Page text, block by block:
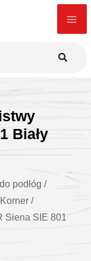
Biały
podłóg /
Korner /
Siena SIE 801